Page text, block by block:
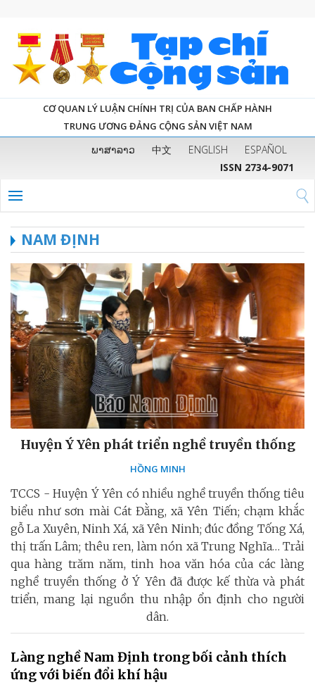
CƠ QUAN LÝ LUẬN CHÍNH TRỊ CỦA BAN CHẤP HÀNH
TRUNG ƯƠNG ĐẢNG CỘNG SẢN VIỆT NAM
ພາສາລາວ 中文 ENGLISH
ESPAÑOL
ISSN 2734-9071
NAM ĐỊNH
Huyện Ý Yên phát triển nghề truyền thống
HỒNG MINH
TCCS - Huyện Ý Yên có nhiều nghề truyền thống tiêu
biểu như sơn mài Cát Đằng, xã Yên Tiến; chạm khắc
gỗ La Xuyên, Ninh Xá, xã Yên Ninh; đúc đồng Tống Xá,
thị trấn Lâm; thêu ren, làm nón xã Trung Nghĩa… Trải
qua hàng trăm năm, tinh hoa văn hóa của các làng
nghề truyền thống ở Ý Yên đã được kế thừa và phát
triển, mang lại nguồn thu nhập ổn định cho người
dân.
Làng nghề Nam Định trong bối cảnh thích
ứng với biến đổi khí hậu